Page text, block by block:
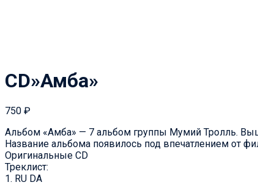
CD»Амба»
750 ₽
Альбом «Амба» — 7 альбом группы Мумий Тролль.
Название альбома появилось под впечатлением от
Оригинальные CD
Треклист:
1. RU DA